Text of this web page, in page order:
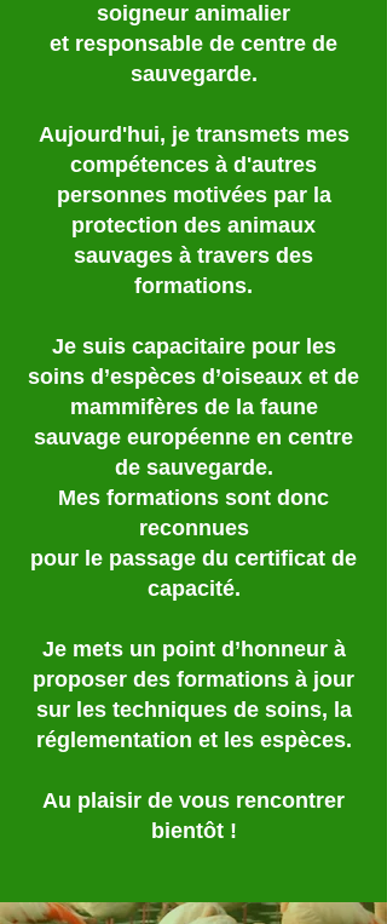
soigneur animalier
et responsable de centre de
sauvegarde.
Aujourd'hui, je transmets mes
compétences à d'autres
personnes motivées par la
protection des animaux
sauvages à travers des
formations.
Je suis capacitaire pour les
soins d’espèces d’oiseaux et de
mammifères de la faune
sauvage européenne en centre
de sauvegarde.
Mes formations sont donc
reconnues
pour le passage du certificat de
capacité.
Je mets un point d’honneur à
proposer des formations à jour
sur les techniques de soins, la
réglementation etles espèces.
Au plaisir de vous rencontrer
bientôt !